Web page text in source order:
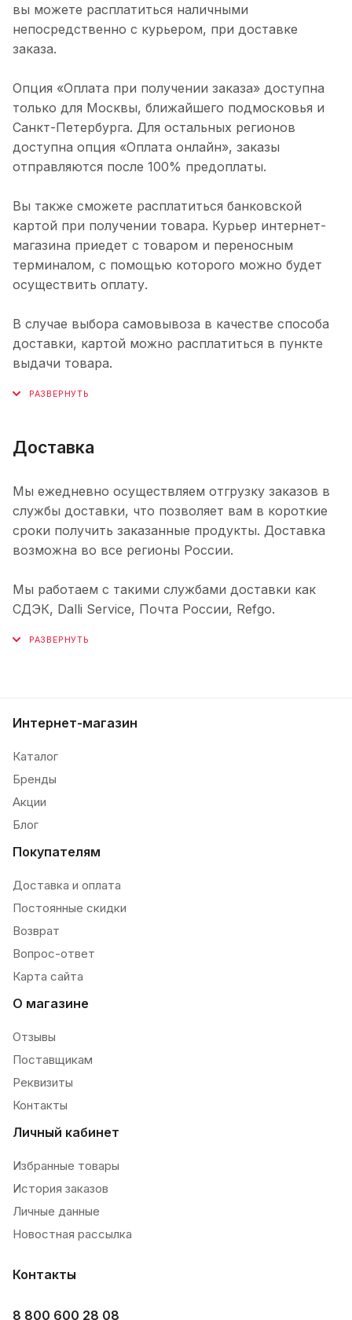
вы можете расплатиться наличными
непосредственно с курьером, при доставке
заказа.
Опция «Оплата при получении заказа» доступна
только для Москвы, ближайшего подмосковья и
Санкт-Петербурга. Для остальных регионов
доступна опция «Оплата онлайн», заказы
отправляются после 100% предоплаты.
Вы также сможете расплатиться банковской
картой при получении товара. Курьер интернет-
магазина приедет с товаром и переносным
терминалом, с помощью которого можно будет
осуществить оплату.
В случае выбора самовывоза в качестве способа
доставки, картой можно расплатиться в пункте
выдачи товара.
Доставка
Мы ежедневно осуществляем отгрузку заказов в
службы доставки, что позволяет вам в короткие
сроки получить заказанные продукты. Доставка
возможна во все регионы России.
Мы работаем с такими службами доставки как
СДЭК, Dalli Service, Почта России, Refgo.
Интернет-магазин
Каталог
Бренды
Акции
Блог
Покупателям
Доставка и оплата
Постоянные скидки
Возврат
Вопрос-ответ
Карта сайта
О магазине
Отзывы
Поставщикам
Реквизиты
Контакты
Личный кабинет
Избранные товары
История заказов
Личные данные
Новостная рассылка
Контакты
8 800 600 28 08